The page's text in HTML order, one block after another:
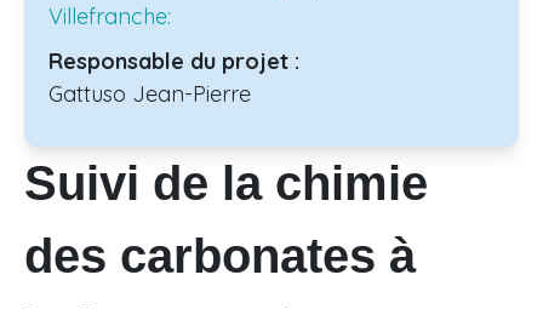
Villefranche:
Responsable du projet :
Gattuso Jean-Pierre
Suivi de la chimie
des carbonates à